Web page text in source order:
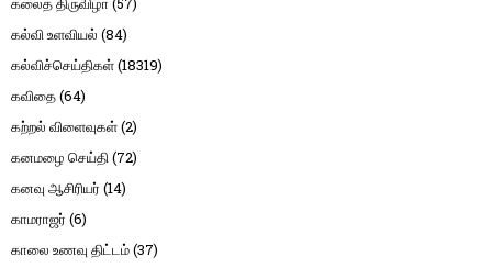
கல்வி உளவியல் (84)
கல்விச்செய்திகள்(18319)
கவிதை(64)
கற்றல் விளைவுகள்(2)
கனமழை செய்தி(72)
கனவு ஆசிரியர் (14)
காமராஜர் (6)
காலை உணவு திட்டம்(37)